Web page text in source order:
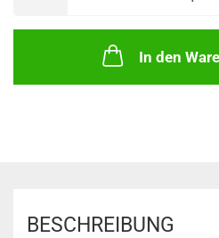
In den
BESCHREIBUNG